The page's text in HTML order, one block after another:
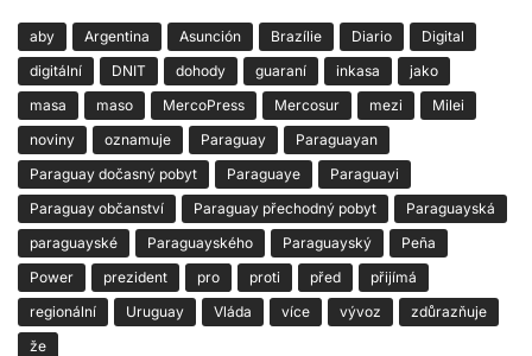
aby Argentina Asunción Brazílie Diario
Digital
digitální
DNIT dohody guaraní inkasa
jako
masa
maso MercoPress Mercosur mezi
Milei
noviny
oznamuje Paraguay
Paraguayan
Paraguay dočasný pobyt
Paraguaye
Paraguayi
Paraguay občanství
Paraguay přechodný pobyt
Paraguayská
paraguayské
Paraguayského Paraguayský
Peña
Power
prezident pro proti před
přijímá
regionální
Uruguay Vláda více vývoz
zdůrazňuje
že